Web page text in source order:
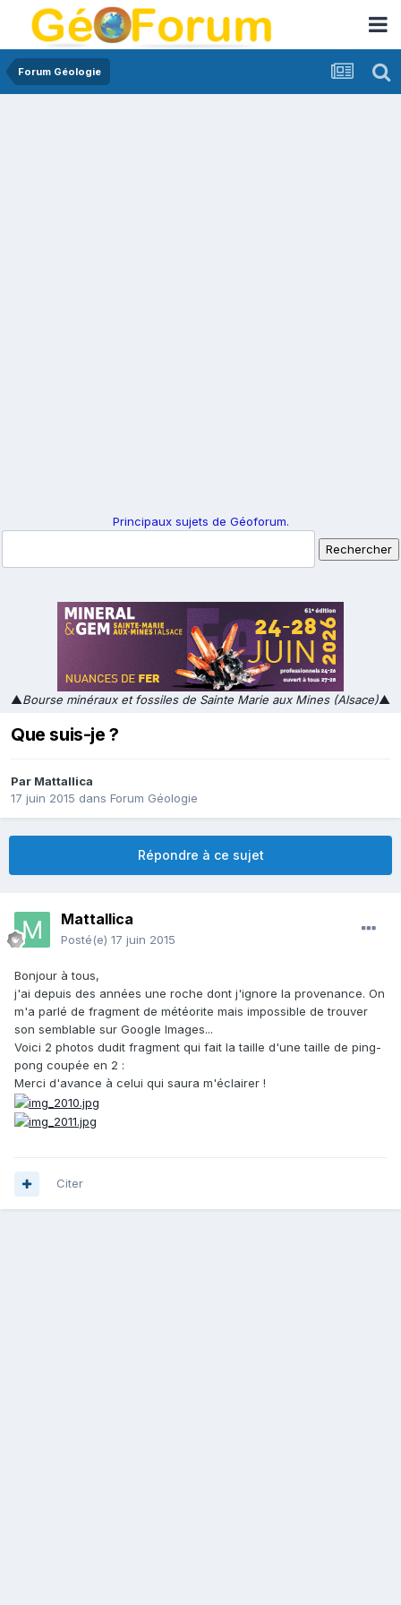
Forum Géologie
Principaux sujets de Géoforum.
▲Bourse minéraux et fossiles de Sainte Marie aux Mines (Alsace)▲
Que suis-je ?
Par Mattallica
17 juin 2015 dans Forum Géologie
Répondre à ce sujet
Mattallica
Posté(e) 17 juin 2015
Bonjour à tous,
j'ai depuis des années une roche dont j'ignore la provenance. On
m'a parlé de fragment de météorite mais impossible de trouver
son semblable sur Google Images...
Voici 2 photos dudit fragment qui fait la taille d'une taille de ping-
pong coupée en 2 :
Merci d'avance à celui qui saura m'éclairer !
Citer